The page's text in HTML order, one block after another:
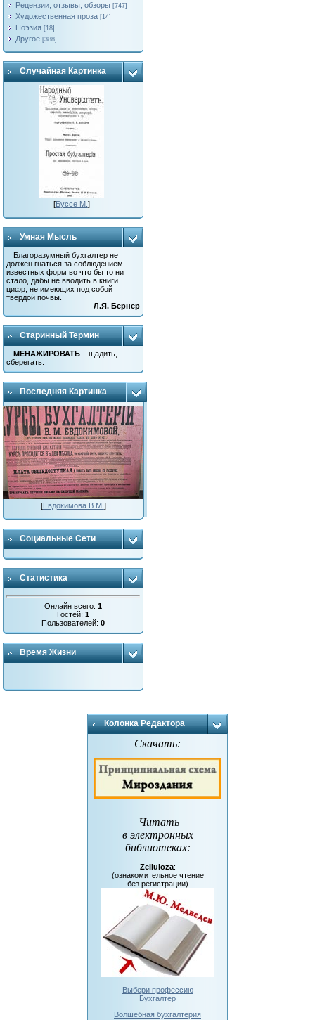
Рецензии, отзывы, обзоры [747]
Художественная проза [14]
Поэзия [18]
Другое [388]
Случайная Картинка
[Буссе М. ]
Умная Мысль
Благоразумный бухгалтер не
должен гнаться за соблюдением
известных форм во что бы то ни
стало, дабы не вводить в книги
цифр, не имеющих под собой
твердой почвы.
Л.Я. Бернер
Старинный Термин
МЕНАЖИРОВАТЬ – щадить,
сберегать.
Последняя Картинка
[Евдокимова В.М. ]
Социальные Сети
Статистика
Онлайн всего:1
Гостей:1
Пользователей:0
Время Жизни
Колонка Редактора
Скачать:
Читать
в электронных
библиотеках:
Zelluloza:
(ознакомительное чтение
без регистрации)
Выбери профессию
Бухгалтер
Волшебная бухгалтерия